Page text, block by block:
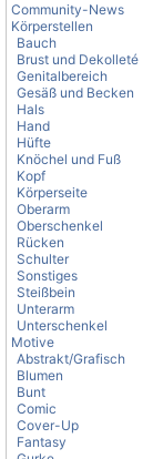
Community-News
Körperstellen
Bauch
Brust und Dekolleté
Genitalbereich
Gesäß und Becken
Hals
Hand
Hüfte
Knöchel und Fuß
Kopf
Körperseite
Oberarm
Oberschenkel
Rücken
Schulter
Sonstiges
Steißbein
Unterarm
Unterschenkel
Motive
Abstrakt/Grafisch
Blumen
Bunt
Comic
Cover-Up
Fantasy